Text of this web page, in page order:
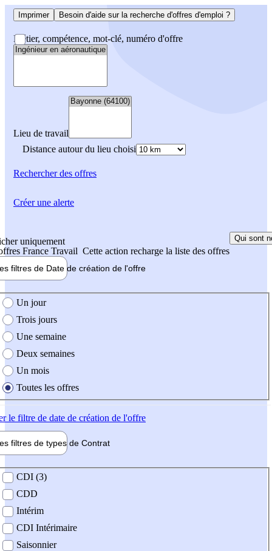
Imprimer Besoin d'aide sur la recherche d'offres d'emploi ?
Métier, compétence, mot-clé, numéro d'offre
Lieu de travail
Distance autour du lieu choisi
Rechercherdes offres
uniquement
France Travail Cette action recharge la liste des offres
Qui sont
filtres de Date de création de l'offre
création de l'offre
Un jour
Trois jours
Une semaine
Deux semaines
Un mois
Toutes les offres
le filtre de date de création de l'offre
filtres de types de Contrat
contrat
CDI (3)
CDD
Intérim
CDI Intérimaire
Saisonnier
Créer une alerte